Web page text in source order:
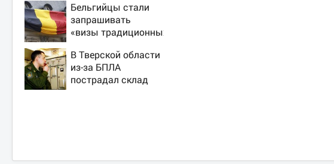
Зезина,
остановившего
мальчишек на поле
Бельгийцы стали
запрашивать
«визы традиционных
посольстве РФ
В Тверской области
из-за БПЛА
пострадал склад